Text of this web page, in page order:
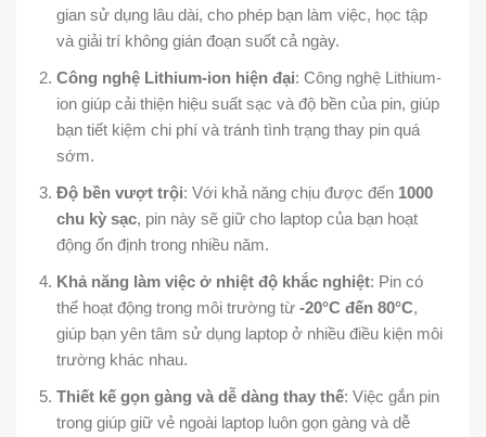
gian sử dụng lâu dài, cho phép bạn làm việc, học tập
và giải trí không gián đoạn suốt cả ngày.
Công nghệ Lithium-ion hiện đại: Công nghệ Lithium-
ion giúp cải thiện hiệu suất sạc và độ bền của pin, giúp
bạn tiết kiệm chi phí và tránh tình trạng thay pin quá
sớm.
Độ bền vượt trội: Với khả năng chịu được đến 1000
chu kỳ sạc, pin này sẽ giữ cho laptop của bạn hoạt
động ổn định trong nhiều năm.
Khả năng làm việc ở nhiệt độ khắc nghiệt: Pin có
thể hoạt động trong môi trường từ -20°C đến 80°C,
giúp bạn yên tâm sử dụng laptop ở nhiều điều kiện môi
trường khác nhau.
Thiết kế gọn gàng và dễ dàng thay thế: Việc gắn pin
trong giúp giữ vẻ ngoài laptop luôn gọn gàng và dễ